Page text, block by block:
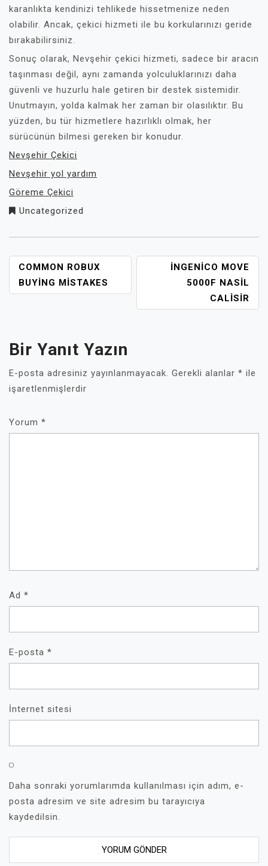
karanlıkta kendinizi tehlikede hissetmenize neden
olabilir. Ancak, çekici hizmeti ile bu korkularınızı geride
bırakabilirsiniz.
Sonuç olarak, Nevşehir çekici hizmeti, sadece bir aracın
taşınması değil, aynı zamanda yolculuklarınızı daha
güvenli ve huzurlu hale getiren bir destek sistemidir.
Unutmayın, yolda kalmak her zaman bir olasılıktır. Bu
yüzden, bu tür hizmetlere hazırlıklı olmak, her
sürücünün bilmesi gereken bir konudur.
Nevşehir Çekici
Nevşehir yol yardım
Göreme Çekici
Uncategorized
YAZI
GEZINMESI
COMMON ROBUX
BUYING MISTAKES
İNGENICO MOVE
5000F NASIL
CALISIR
Bir Yanıt Yazın
E-posta adresiniz yayınlanmayacak. Gerekli alanlar * ile
işaretlenmişlerdir
Yorum *
Ad *
E-posta *
İnternet sitesi
Daha sonraki yorumlarımda kullanılması için adım, e-
posta adresim ve site adresim bu tarayıcıya
kaydedilsin.